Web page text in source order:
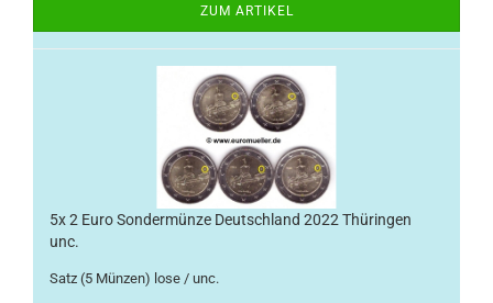
ZUM ARTIKEL
5x 2 Euro Sondermünze Deutschland 2022 Thüringen
unc.
Satz (5 Münzen) lose / unc.